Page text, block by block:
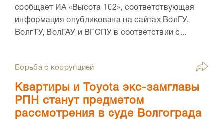
сообщает ИА «Высота 102», соответствующая
информация опубликована на сайтах ВолГУ,
ВолгТУ, ВолГАУ и ВГСПУ в соответствии с...
Борьба с коррупцией
Квартиры и Toyota экс-замглавы
РПН станут предметом
рассмотрения в суде Волгограда